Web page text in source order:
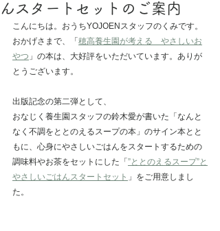
んスタートセットのご案内
こんにちは。おうちYOJOENスタッフのくみです。
おかげさまで、「 穂高養生園が考える　やさしいお
やつ 」の本は、大好評をいただいています。ありが
とうございます。
出版記念の第二弾として、
おなじく養生園スタッフの鈴木愛が書いた「なんと
なく不調をととのえるスープの本」のサイン本とと
もに、心身にやさしいごはんをスタートするための
調味料やお茶をセットにした「 ”ととのえるスープ”と
やさしいごはんスタートセット 」をご用意しまし
た。